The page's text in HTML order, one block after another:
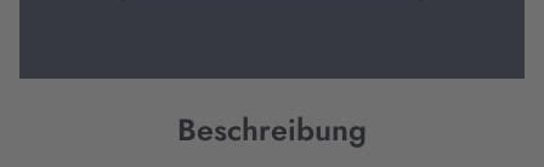
Beschreibung